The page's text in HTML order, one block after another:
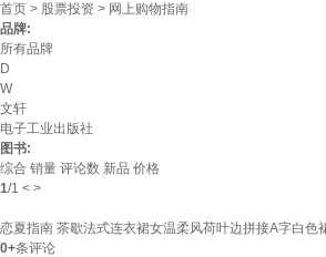
首页 > 股票投资 > 网上购物指南
品牌:
所有品牌
D
W
文轩
电子工业出版社
图书:
综合 销量 评论数 新品 价格
1/1 < >
恋夏指南 茶歇法式连衣裙女温柔风荷叶边拼接A字白色
0+条评论